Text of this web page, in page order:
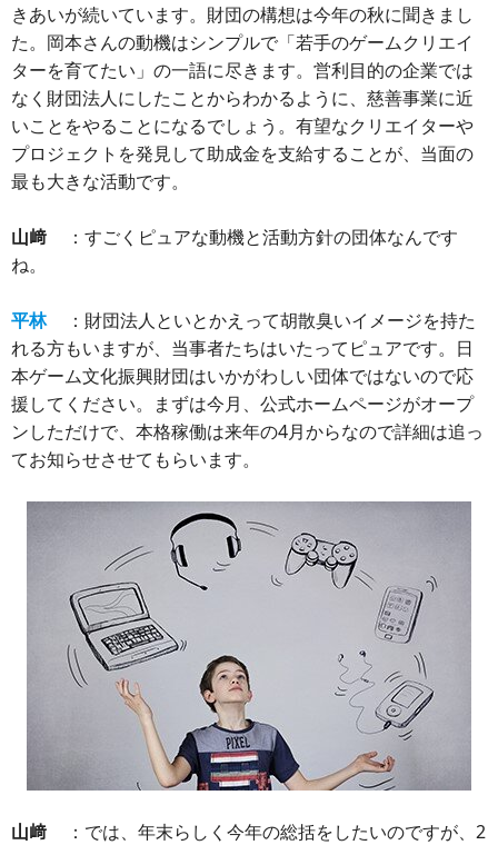
きあいが続いています。財団の構想は今年の秋に聞きまし
た。岡本さんの動機はシンプルで「若手のゲームクリエイ
ターを育てたい」の一語に尽きます。営利目的の企業では
なく財団法人にしたことからわかるように、慈善事業に近
いことをやることになるでしょう。有望なクリエイターや
プロジェクトを発見して助成金を支給することが、当面の
最も大きな活動です。
山﨑
：すごくピュアな動機と活動方針の団体なんです
ね。
平林
：財団法人といとかえって胡散臭いイメージを持た
れる方もいますが、当事者たちはいたってピュアです。日
本ゲーム文化振興財団はいかがわしい団体ではないので応
援してください。まずは今月、公式ホームページがオープ
ンしただけで、本格稼働は来年の4月からなので詳細は追っ
てお知らせさせてもらいます。
山﨑
：では、年末らしく今年の総括をしたいのですが、2